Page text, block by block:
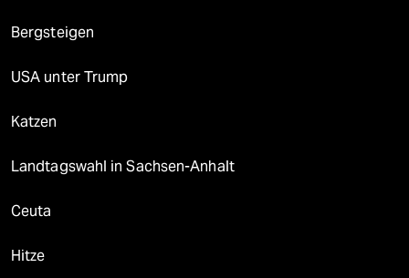
Bergsteigen
USA unter Trump
Katzen
Landtagswahl in Sachsen-Anhalt
Ceuta
Hitze